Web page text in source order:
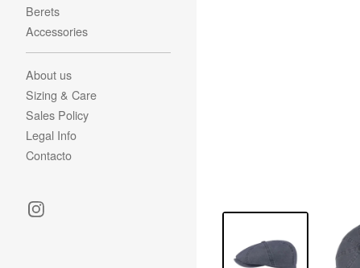
Berets
Accessories
About us
Sizing & Care
Sales Policy
Legal Info
Contacto